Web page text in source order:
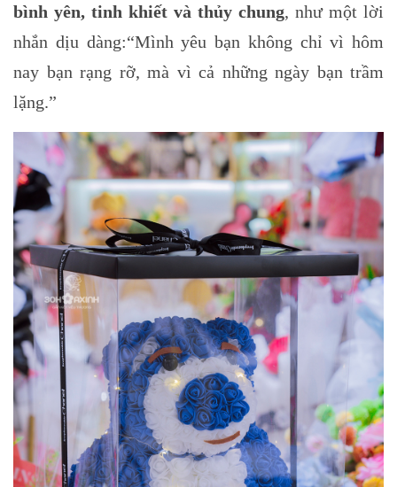
bình yên, tinh khiết và thủy chung, như một lời
nhắn dịu dàng:“Mình yêu bạn không chỉ vì hôm
nay bạn rạng rỡ, mà vì cả những ngày bạn trầm
lặng.”